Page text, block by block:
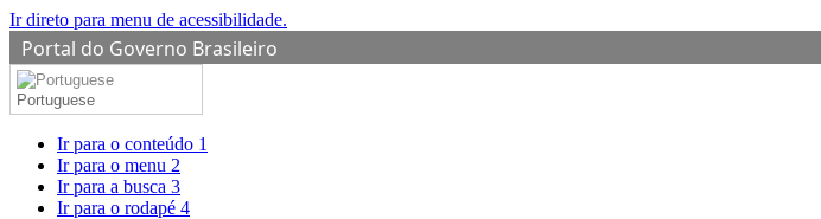
Ir direto para menu de acessibilidade.
Portal do Governo Brasileiro
Portuguese
Ir para o conteúdo 1
Ir para o menu 2
Ir para a busca 3
Ir para o rodapé 4